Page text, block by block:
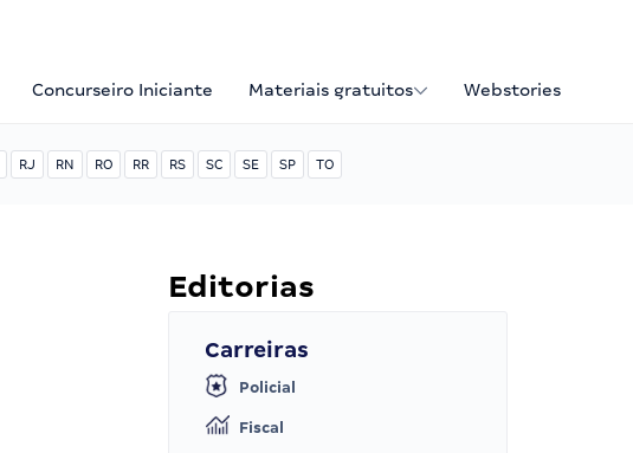
Concurseiro Iniciante Materiais gratuitos Webstories
RJ RN RO RR RS SC SE SP TO
Editorias
Carreiras
Policial
Fiscal